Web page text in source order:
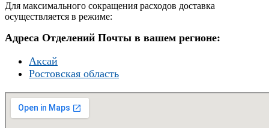
Для максимального сокращения расходов доставка
осуществляется в режиме:
Адреса Отделений Почты в вашем регионе:
Аксай
Ростовская область